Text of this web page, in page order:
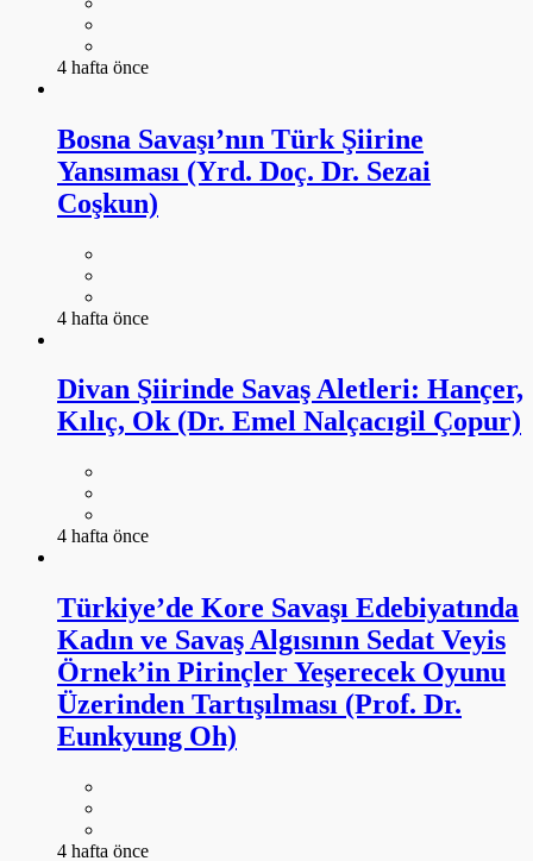
4 hafta önce
Bosna Savaşı’nın Türk Şiirine
Yansıması (Yrd. Doç. Dr. Sezai
Coşkun)
4 hafta önce
Divan Şiirinde Savaş Aletleri: Hançer,
Kılıç, Ok (Dr. Emel Nalçacıgil Çopur)
4 hafta önce
Türkiye’de Kore Savaşı Edebiyatında
Kadın ve Savaş Algısının Sedat Veyis
Örnek’in Pirinçler Yeşerecek Oyunu
Üzerinden Tartışılması (Prof. Dr.
Eunkyung Oh)
4 hafta önce